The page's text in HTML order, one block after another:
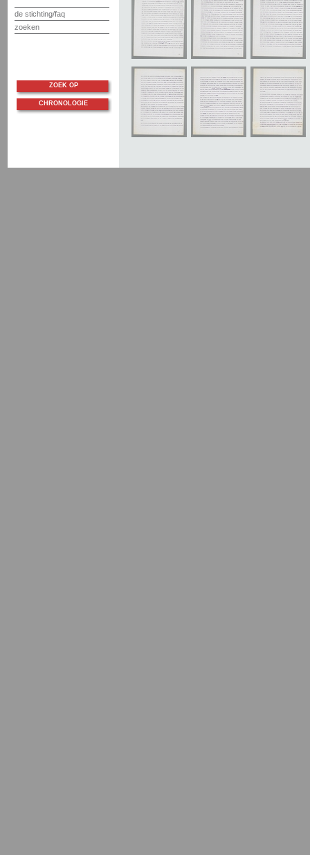
de stichting/faq
zoeken
ZOEK OP
CHRONOLOGIE